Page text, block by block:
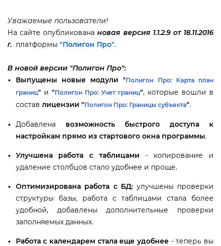
Уважаемые пользователи!
На сайте опубликованановая версия 1.1.2.9 от 18.11.2016
. платформы "Полигон Про".
новой версии "Полигон Про":
ыпущены новые модули "Полигон Про: Карта план
раниц" и "Полигон Про: Учет границ", которые вошли
соста лицензии "Полигон Про: Границы субъекта".
Добавлена озможность быстрого доступа к
настройкам прямо из стартового окна программы.
Улучшена работа с таблицами - копирование и
удаление столбцов стало удобнее и проще.
Оптимизирована работа с БД: улучшены проверки
структуры базы, работа с таблицами стала более
удобной, добавлены дополнительные проверки
заполняемых данных.
Работа с календарем стала еще удобнее - теперь вы